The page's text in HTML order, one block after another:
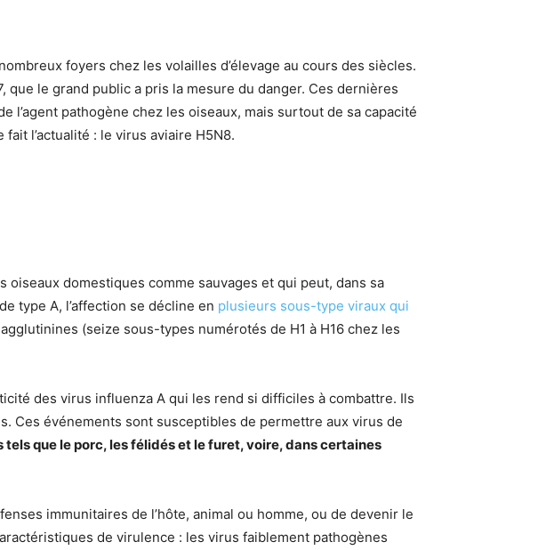
foyers chez les volailles d’élevage au cours des siècles.
que le grand public a pris la mesure du danger. Ces dernières
l’agent pathogène chez les oiseaux, mais surtout de sa capacité
l’actualité : le virus aviaire H5N8.
domestiques comme sauvages et qui peut, dans sa
type A, l’affection se décline en plusieurs sous-type viraux qui
(seize sous-types numérotés de H1 à H16 chez les
des virus influenza A qui les rend si difficiles à combattre. Ils
Ces événements sont susceptibles de permettre aux virus de
que le porc, les félidés et le furet, voire, dans certaines
immunitaires de l’hôte, animal ou homme, ou de devenir le
de virulence : les virus faiblement pathogènes